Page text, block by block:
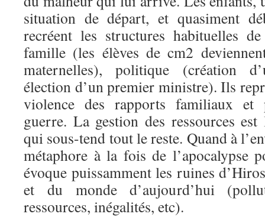
situation de départ, et quasiment
recréent les structures habituelles
famille (les élèves de cm2
maternelles), politique (création
élection d’un premier ministre). Ils
violence des rapports familiaux et
guerre. La gestion des ressources
qui sous-tend tout le reste. Quand à
métaphore à la fois de l’apocalypse
évoque puissamment les ruines
et du monde d’aujourd’hui
ressources, inégalités, etc).